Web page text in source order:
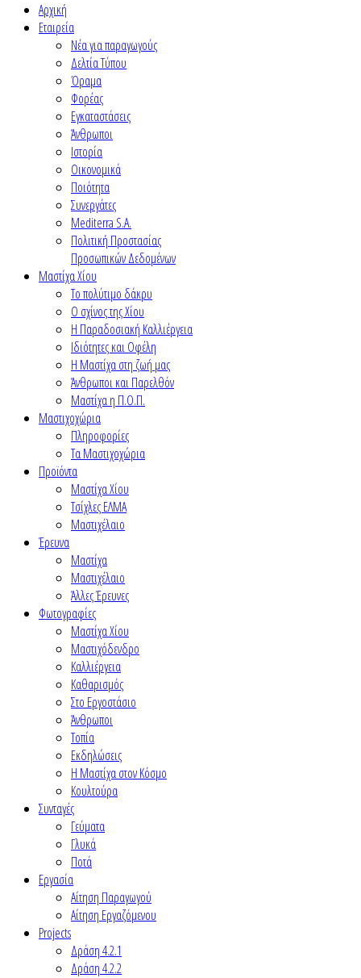
Αρχική
Εταιρεία
Νέα για παραγωγούς
Δελτία Τύπου
Όραμα
Φορέας
Εγκαταστάσεις
Άνθρωποι
Ιστορία
Οικονομικά
Ποιότητα
Συνεργάτες
Mediterra S.A.
Πολιτική Προστασίας
Προσωπικών Δεδομένων
Μαστίχα Χίου
Το πολύτιμο δάκρυ
Ο σχίνος της Χίου
Η Παραδοσιακή Καλλιέργεια
Ιδιότητες και Οφέλη
Η Μαστίχα στη ζωή μας
Άνθρωποι και Παρελθόν
Μαστίχα η Π.Ο.Π.
Μαστιχοχώρια
Πληροφορίες
Τα Μαστιχοχώρια
Προϊόντα
Μαστίχα Χίου
Τσίχλες ΕΛΜΑ
Μαστιχέλαιο
Έρευνα
Μαστίχα
Μαστιχέλαιο
Άλλες Έρευνες
Φωτογραφίες
Μαστίχα Χίου
Μαστιχόδενδρο
Καλλιέργεια
Καθαρισμός
Στο Εργοστάσιο
Άνθρωποι
Τοπία
Εκδηλώσεις
Η Μαστίχα στον Κόσμο
Κουλτούρα
Συνταγές
Γεύματα
Γλυκά
Ποτά
Εργασία
Αίτηση Παραγωγού
Αίτηση Εργαζόμενου
Projects
Δράση 4.2.1
Δράση 4.2.2